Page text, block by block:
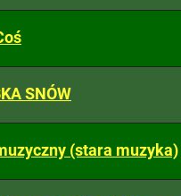
SNÓW
(stara muzyka)